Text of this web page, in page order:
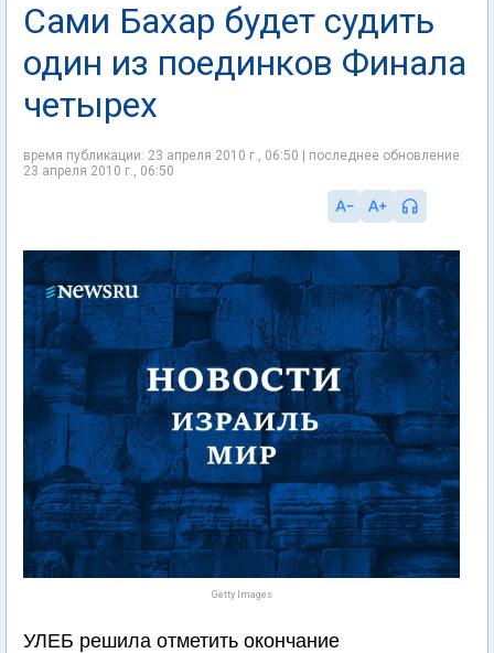
Сами Бахар будет судить
один из поединков Финала
четырех
время публикации: 23 апреля 2010 г., 06:50 | последнее обновление:
23 апреля 2010 г., 06:50
Getty Images
УЛЕБ решила отметить окончание